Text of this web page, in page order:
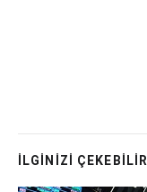
İLGİNİZİ ÇEKEBİLİR